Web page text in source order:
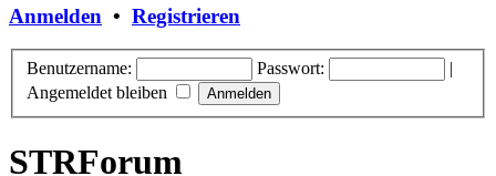
Anmelden • Registrieren
Benutzername: Passwort:
|
Angemeldet bleiben
STRForum